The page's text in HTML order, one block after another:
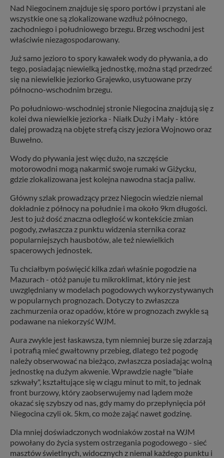
Nad Niegocinem znajduje się sporo portów i przystani ale
wszystkie one są zlokalizowane wzdłuż północnego,
zachodniego i południowego brzegu. Brzeg wschodni jest
właściwie niezagospodarowany.
Już samo jezioro to spory kawałek wody do pływania, a do
tego, posiadając niewielką jednostkę, można stąd przedrzeć
się na niewielkie jeziorko Grajewko, usytuowane przy
północno-wschodnim brzegu.
Po południowo-wschodniej stronie Niegocina znajdują się z
kolei dwa niewielkie jeziorka - Niałk Duży i Mały - które
dalej prowadzą na objęte strefą ciszy jeziora Wojnowo oraz
Buwełno.
Wody do pływania jest więc dużo, na szczęście
motorowodni mogą nakarmić swoje rumaki w Giżycku,
gdzie zlokalizowana jest kolejna nawodna stacja paliw.
Główny szlak prowadzący przez Niegocin wiedzie niemal
dokładnie z północy na południe i ma około 9km długości.
Jest to już dość znaczna odległość w kontekście zmian
pogody, zwłaszcza z punktu widzenia sternika coraz
popularniejszych hausbotów, ale też niewielkich
spacerowych jednostek.
Tu chciałbym poświęcić kilka zdań właśnie pogodzie na
Mazurach - otóż panuje tu mikroklimat, który nie jest
uwzględniany w modelach pogodowych wykorzystywanych
w popularnych prognozach. Dotyczy to zwłaszcza
zachmurzenia oraz opadów, które w prognozach zwykle są
podawane na niekorzyść WJM.
Aura zwykle jest łaskawsza, tym niemniej burze się zdarzają
i potrafią mieć gwałtowny przebieg, dlatego też pogodę
należy obserwować na bieżąco, zwłaszcza posiadając wolną
jednostkę na dużym akwenie. Wprawdzie nagłe "białe
szkwały", kształtujące się w ciągu minut to mit, to jednak
front burzowy, który zaobserwujemy nad lądem może
okazać się szybszy od nas, gdy mamy do przepłynięcia pół
Niegocina czyli ok. 5km, co może zająć nawet godzinę.
Dla mniej doświadczonych wodniaków został na WJM
powołany do życia system ostrzegania pogodowego - sieć
masztów świetlnych, widocznych z niemal każdego punktu i